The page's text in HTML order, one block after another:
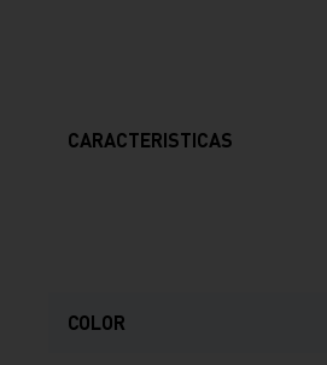
CARACTERISTICAS
COLOR